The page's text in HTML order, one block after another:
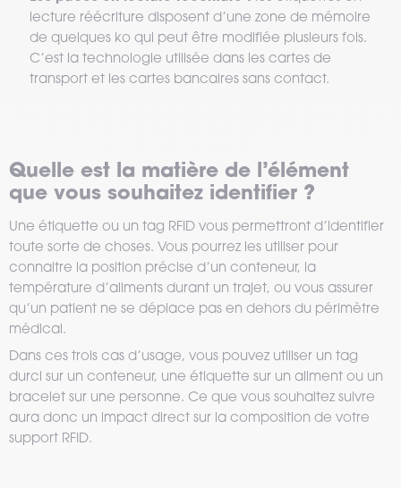
lecture réécriture disposent d’une zone de mémoire
de quelques ko qui peut être modifiée plusieurs fois.
C’est la technologie utilisée dans les cartes de
transport et les cartes bancaires sans contact.
Quelle est la matière de l’élément
que vous souhaitez identifier ?
Une étiquette ou un tag RFID vous permettront d’identifier
toute sorte de choses. Vous pourrez les utiliser pour
connaitre la position précise d’un conteneur, la
température d’aliments durant un trajet, ou vous assurer
qu’un patient ne se déplace pas en dehors du périmètre
médical.
Dans ces trois cas d’usage, vous pouvez utiliser un tag
durci sur un conteneur, une étiquette sur un aliment ou un
bracelet sur une personne. Ce que vous souhaitez suivre
aura donc un impact direct sur la composition de votre
support RFID.